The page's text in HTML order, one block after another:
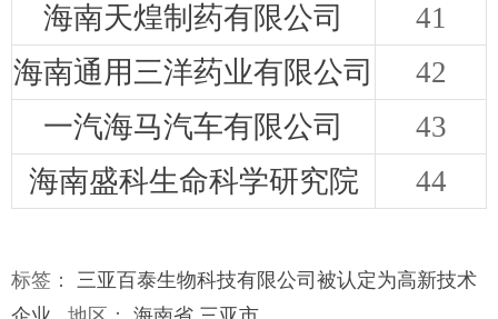
海南天煌制药有限公司
41
海南通用三洋药业有限公司
42
一汽海马汽车有限公司
43
海南盛科生命科学研究院
44
标签： 三亚百泰生物科技有限公司被认定为高新技术